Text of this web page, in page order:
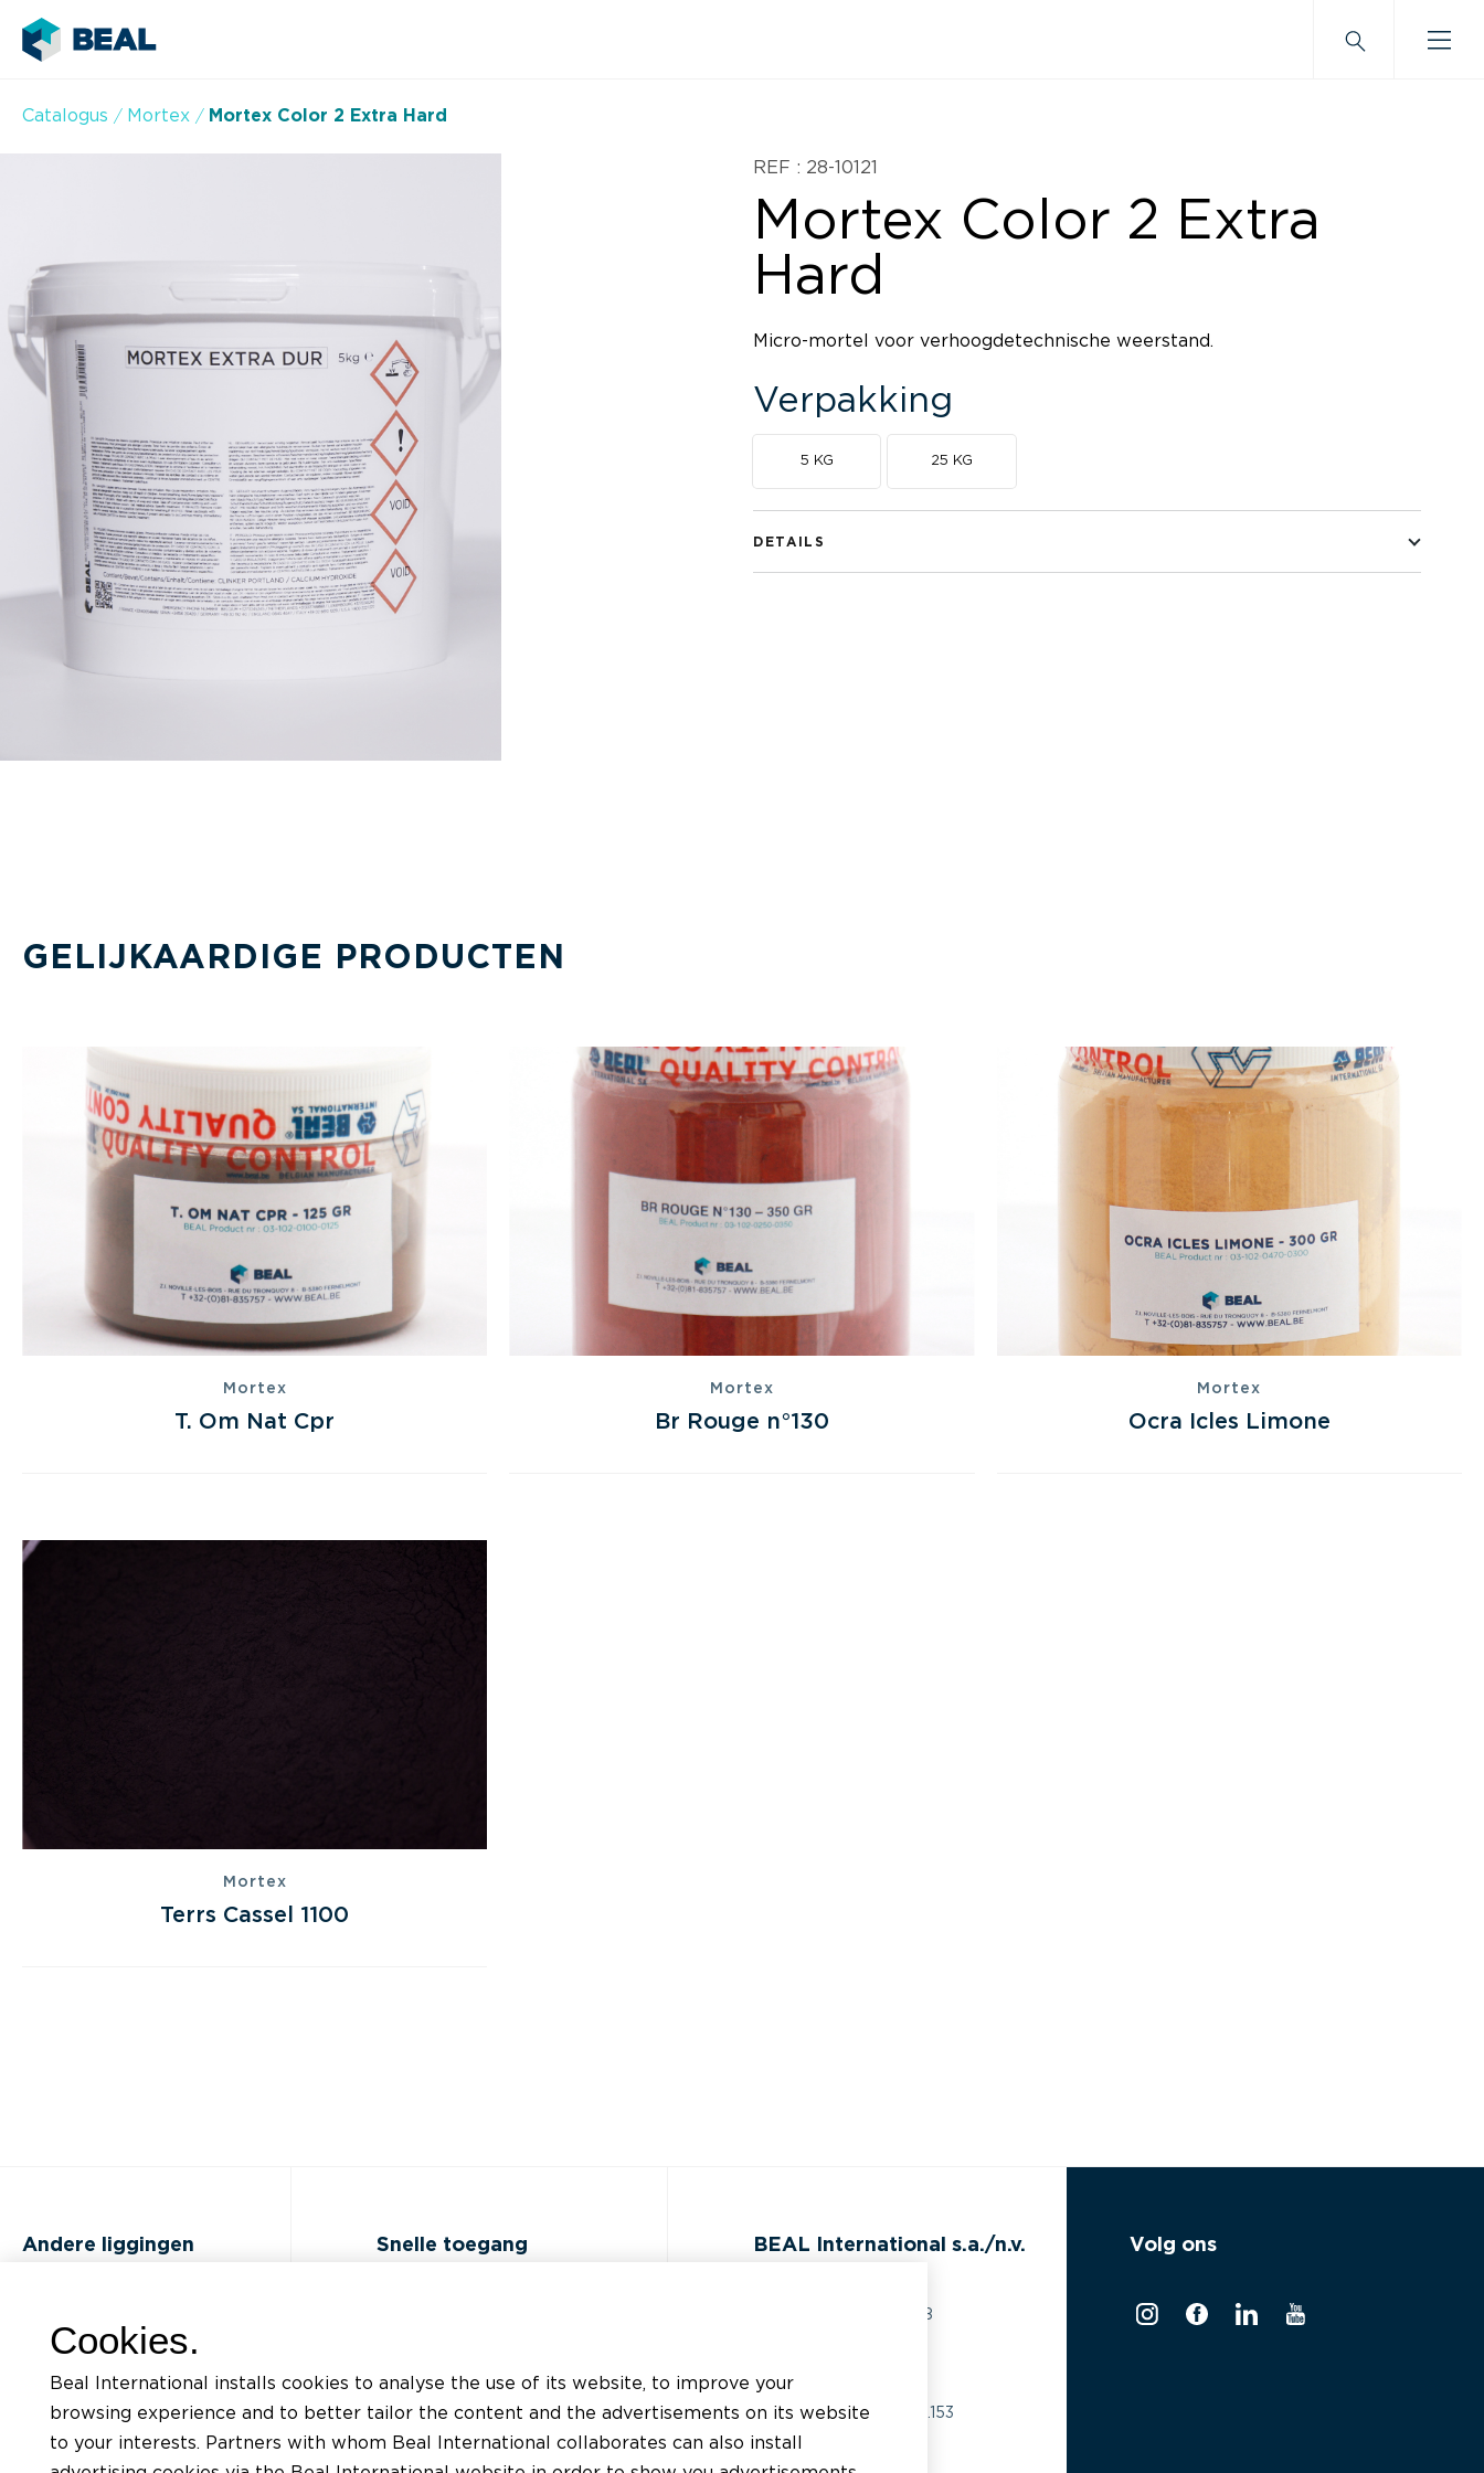
Catalogus Mortex Mortex Color 2 Extra Hard
REF : 28-10121
Mortex Color 2 Extra
Hard
Micro-mortel voor verhoogdetechnische weerstand.
Verpakking
5 KG 25 KG
DETAILS
GELIJKAARDIGE PRODUCTEN
Mortex
T. Om Nat Cpr
Mortex
Br Rouge n°130
Mortex
Ocra Icles Limone
Mortex
Terrs Cassel 1100
Andere liggingen
Contact
Privacybeleid
Snelle toegang
Aanvraag voor technische
ondersteuning
BEAL International s.a./n.v.
Rue du Tronquoy, 8
BTW:BE0414.592.153
Volg ons
Cookies.
Beal International installs cookies to analyse the use of its website, to improve your
browsing experience and to better tailor the content and the advertisements on its website
to your interests. Partners with whom Beal International collaborates can also install